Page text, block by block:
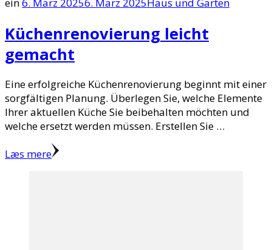
ein6. März 20256. März 2025 Haus und Garten
Küchenrenovierung leicht
gemacht
Eine erfolgreiche Küchenrenovierung beginnt mit einer
sorgfältigen Planung. Überlegen Sie, welche Elemente
Ihrer aktuellen Küche Sie beibehalten möchten und
welche ersetzt werden müssen. Erstellen Sie …
Læs mere